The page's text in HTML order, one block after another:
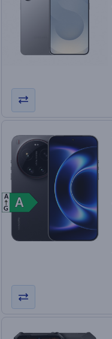
A
A
A
G